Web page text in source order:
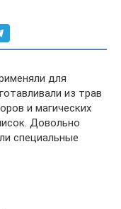
для
из трав
и магических
Довольно
специальные